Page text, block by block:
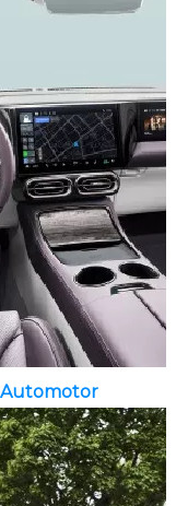
Automotor